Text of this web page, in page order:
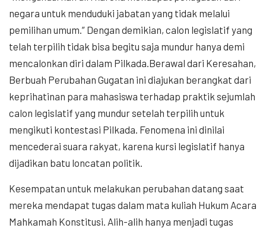
negara untuk menduduki jabatan yang tidak melalui
pemilihan umum.” Dengan demikian, calon legislatif yang
telah terpilih tidak bisa begitu saja mundur hanya demi
mencalonkan diri dalam Pilkada.Berawal dari Keresahan,
Berbuah Perubahan Gugatan ini diajukan berangkat dari
keprihatinan para mahasiswa terhadap praktik sejumlah
calon legislatif yang mundur setelah terpilih untuk
mengikuti kontestasi Pilkada. Fenomena ini dinilai
mencederai suara rakyat, karena kursi legislatif hanya
dijadikan batu loncatan politik.
Kesempatan untuk melakukan perubahan datang saat
mereka mendapat tugas dalam mata kuliah Hukum Acara
Mahkamah Konstitusi. Alih-alih hanya menjadi tugas